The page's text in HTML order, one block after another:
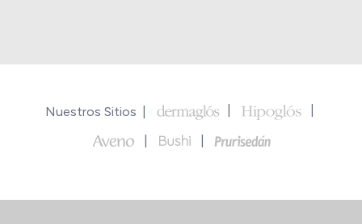
Nuestros Sitios